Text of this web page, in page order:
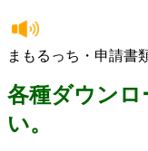
まもるっち・申請書
各種ダウンロ
い。